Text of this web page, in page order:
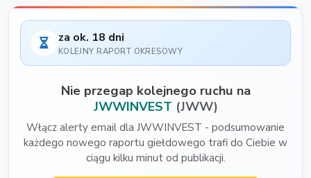
za ok. 18 dni
KOLEJNY RAPORT OKRESOWY
Nie przegap kolejnego ruchu na
JWWINVEST (JWW)
Włącz alerty email dla JWWINVEST - podsumowanie
każdego nowego raportu giełdowego trafi do Ciebie w
ciągu kilku minut od publikacji.